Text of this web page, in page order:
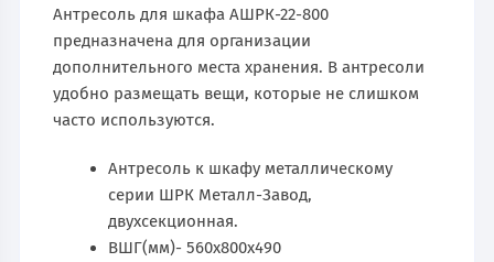
Антресоль для шкафа АШРК-22-800
предназначена для организации
дополнительного места хранения. В антресоли
удобно размещать вещи, которые не слишком
часто используются.
Антресоль к шкафу металлическому
серии ШРК Металл-Завод,
двухсекционная.
ВШГ(мм)- 560х800х490